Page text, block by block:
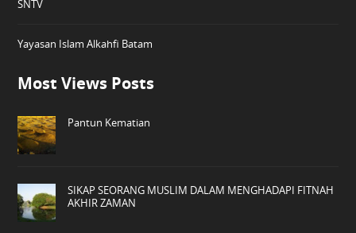
SNTV
Yayasan Islam Alkahfi Batam
Most Views Posts
Pantun Kematian
SIKAP SEORANG MUSLIM DALAM MENGHADAPI FITNAH
AKHIR ZAMAN